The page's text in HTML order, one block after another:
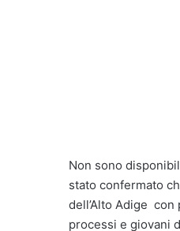
Non sono
stato confermato
dell’Alto Adige
processi e giovani